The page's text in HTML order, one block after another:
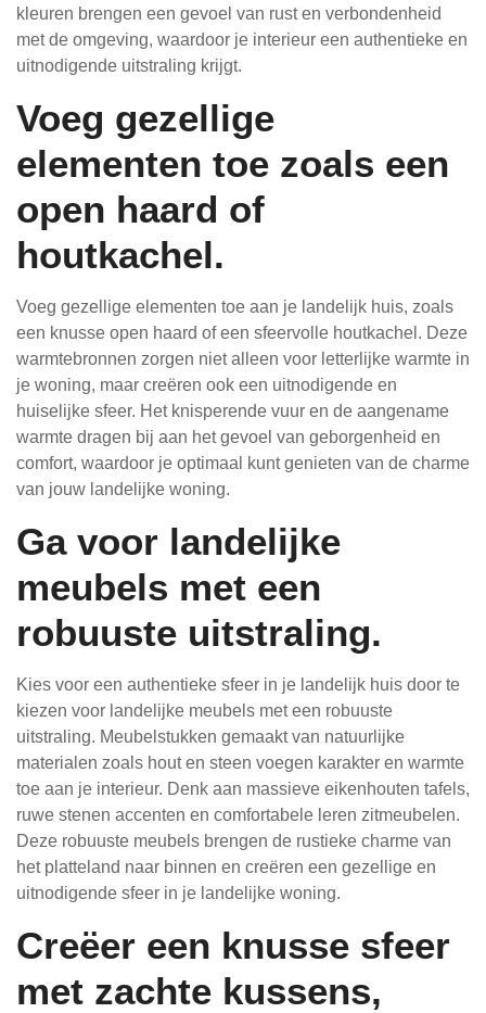
kleuren brengen een gevoel van rust en verbondenheid
met de omgeving, waardoor je interieur een authentieke en
uitnodigende uitstraling krijgt.
Voeg gezellige
elementen toe zoals een
open haard of
houtkachel.
Voeg gezellige elementen toe aan je landelijk huis, zoals
een knusse open haard of een sfeervolle houtkachel. Deze
warmtebronnen zorgen niet alleen voor letterlijke warmte in
je woning, maar creëren ook een uitnodigende en
huiselijke sfeer. Het knisperende vuur en de aangename
warmte dragen bij aan het gevoel van geborgenheid en
comfort, waardoor je optimaal kunt genieten van de charme
van jouw landelijke woning.
Ga voor landelijke
meubels met een
robuuste uitstraling.
Kies voor een authentieke sfeer in je landelijk huis door te
kiezen voor landelijke meubels met een robuuste
uitstraling. Meubelstukken gemaakt van natuurlijke
materialen zoals hout en steen voegen karakter en warmte
toe aan je interieur. Denk aan massieve eikenhouten tafels,
ruwe stenen accenten en comfortabele leren zitmeubelen.
Deze robuuste meubels brengen de rustieke charme van
het platteland naar binnen en creëren een gezellige en
uitnodigende sfeer in je landelijke woning.
Creëer een knusse sfeer
met zachte kussens,